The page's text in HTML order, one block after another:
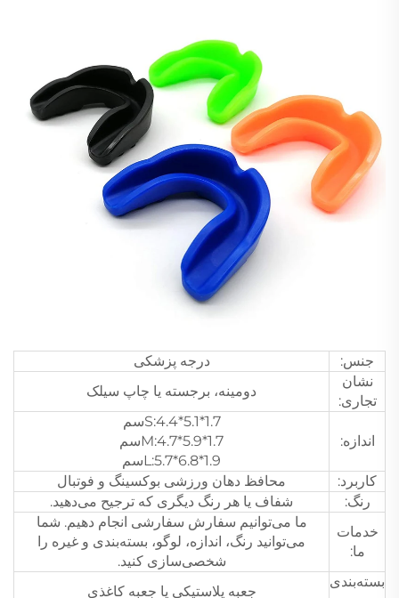
جنس:
درجه پزشکی
نشان
تجاری:
دومینه، برجسته یا چاپ سیلک
اندازه:
S:4.4*5.1*1.7سم
M:4.7*5.9*1.7سم
L:5.7*6.8*1.9سم
کاربرد:
محافظ دهان ورزشی بوکسینگ و فوتبال
رنگ:
شفاف یا هر رنگ دیگری که ترجیح می‌دهید.
خدمات
ما:
ما می‌توانیم سفارش سفارشی انجام دهیم. شما
می‌توانید رنگ، اندازه، لوگو، بسته‌بندی و غیره را
شخصی‌سازی کنید.
بسته‌بندی
جعبه پلاستیکی یا جعبه کاغذی